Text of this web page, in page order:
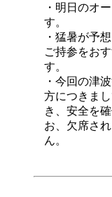
・明日のオ
す。
・猛暑が予
ご持参をお
す。
・今回の津
方につきま
き、安全を
お、欠席さ
ん。